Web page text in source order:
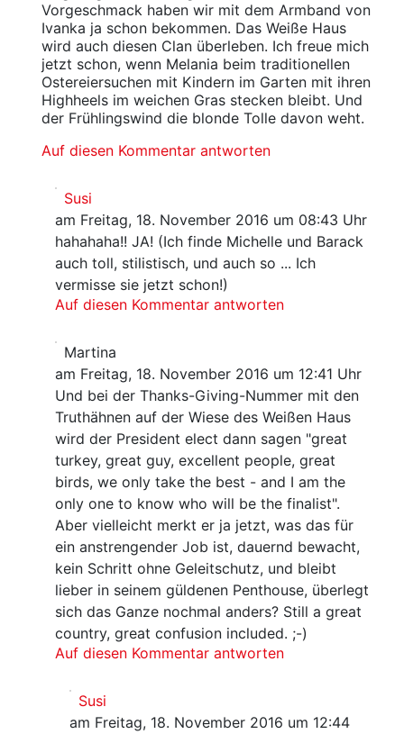
Vorgeschmack haben wir mit dem Armband von
Ivanka ja schon bekommen. Das Weiße Haus
wird auch diesen Clan überleben. Ich freue mich
jetzt schon, wenn Melania beim traditionellen
Ostereiersuchen mit Kindern im Garten mit ihren
Highheels im weichen Gras stecken bleibt. Und
der Frühlingswind die blonde Tolle davon weht.
Auf diesen Kommentar antworten
Susi
am Freitag, 18. November 2016 um 08:43 Uhr
hahahaha!! JA! (Ich finde Michelle und Barack
auch toll, stilistisch, und auch so ... Ich
vermisse sie jetzt schon!)
Auf diesen Kommentar antworten
Martina
am Freitag, 18. November 2016 um 12:41 Uhr
Und bei der Thanks-Giving-Nummer mit den
Truthähnen auf der Wiese des Weißen Haus
wird der President elect dann sagen "great
turkey, great guy, excellent people, great
birds, we only take the best - and I am the
only one to know who will be the finalist".
Aber vielleicht merkt er ja jetzt, was das für
ein anstrengender Job ist, dauernd bewacht,
kein Schritt ohne Geleitschutz, und bleibt
lieber in seinem güldenen Penthouse, überlegt
sich das Ganze nochmal anders? Still a great
country, great confusion included. ;-)
Auf diesen Kommentar antworten
Susi
am Freitag, 18. November 2016 um 12:44